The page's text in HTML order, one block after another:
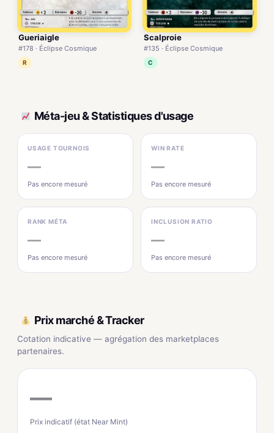
Gueriaigle
#178 · Éclipse Cosmique
R
Scalproie
#135 · Éclipse Cosmique
C
Méta-jeu & Statistiques d'usage
USAGE TOURNOIS
—
Pas encore mesuré
WIN RATE
—
Pas encore mesuré
RANK MÉTA
—
Pas encore mesuré
INCLUSION RATIO
—
Pas encore mesuré
Prix marché & Tracker
Cotation indicative — agrégation des marketplaces
partenaires.
—
Prix indicatif (état Near Mint)